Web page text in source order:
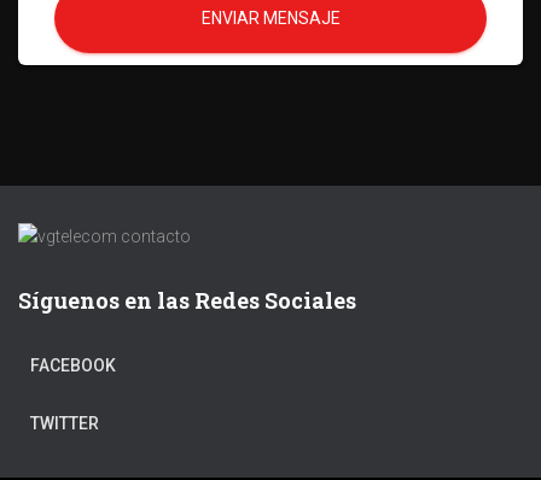
ENVIAR MENSAJE
Síguenos en las Redes Sociales
FACEBOOK
TWITTER